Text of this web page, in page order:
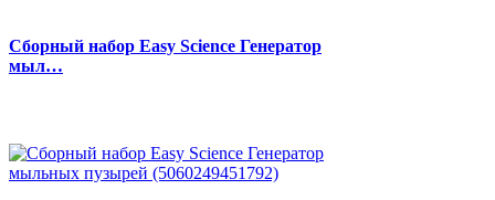
Сборный набор Easy Science Генератор
мыл…